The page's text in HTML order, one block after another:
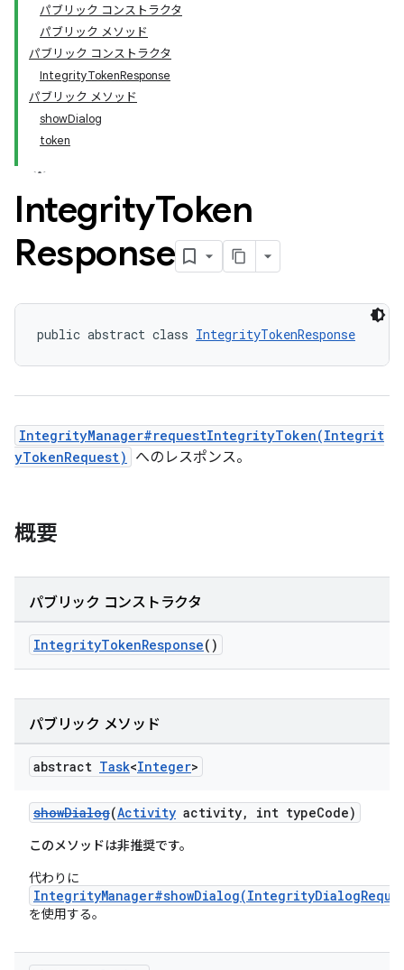
パブリック コンストラクタ
パブリック メソッド
パブリック コンストラクタ
IntegrityTokenResponse
パブリック メソッド
showDialog
token
IntegrityToken
Response
public abstract class IntegrityTokenResponse
IntegrityManager#requestIntegrityToken(Integrit
yTokenRequest)
へのレスポンス。
概要
パブリック コンストラクタ
IntegrityTokenResponse()
パブリック メソッド
abstract Task<Integer>
showDialog(Activity activity, int typeCode)
このメソッドは非推奨です。
代わりに
を使用する。